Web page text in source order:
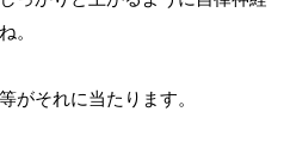
。
がそれに当たります。